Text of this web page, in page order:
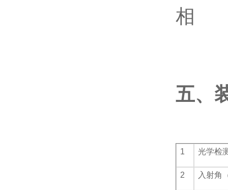
相
五、
1 光学检
2 入射角